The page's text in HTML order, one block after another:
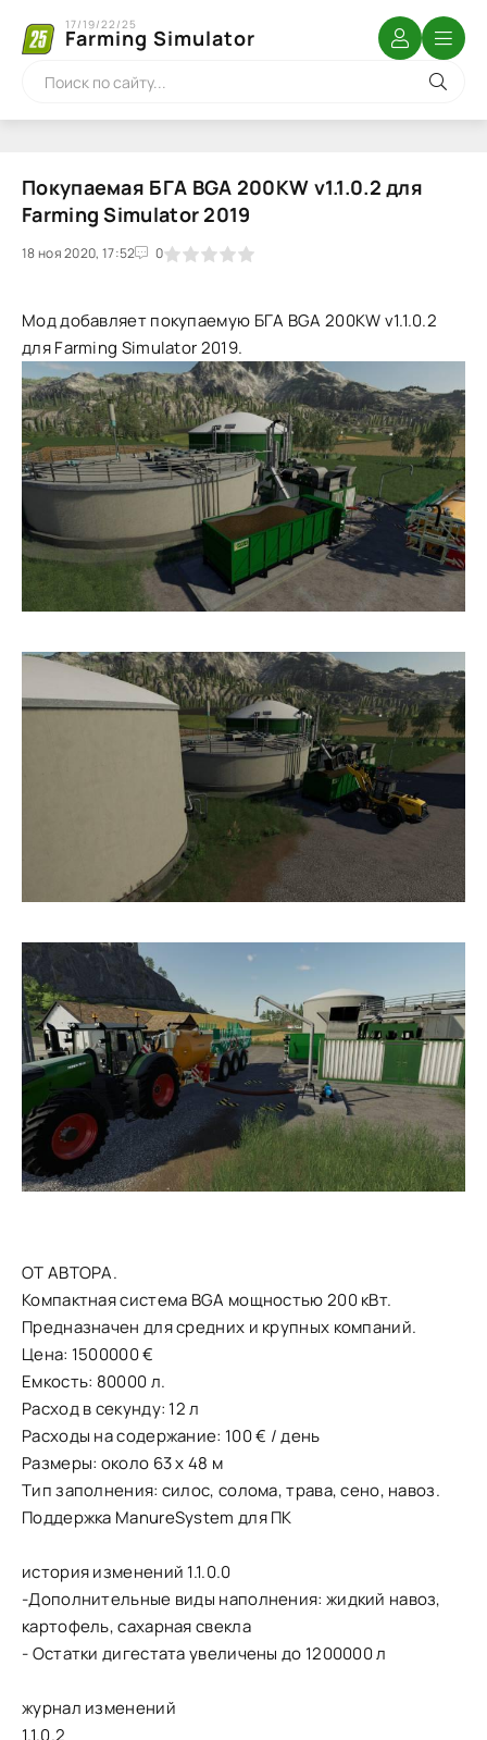
Farming Simulator
17/19/22/25
Покупаемая БГА BGA 200KW v1.1.0.2 для
Farming Simulator 2019
18 ноя 2020, 17:52 0
1 2 3 4 5
Мод добавляет покупаемую БГА BGA 200KW v1.1.0.2
для Farming Simulator 2019.
ОТ АВТОРА.
Компактная система BGA мощностью 200 кВт.
Предназначен для средних и крупных компаний.
Цена: 1500000 €
Емкость: 80000 л.
Расход в секунду: 12 л
Расходы на содержание: 100 € / день
Размеры: около 63 х 48 м
Тип заполнения: силос, солома, трава, сено, навоз.
Поддержка ManureSystem для ПК
история изменений 1.1.0.0
-Дополнительные виды наполнения: жидкий навоз,
картофель, сахарная свекла
- Остатки дигестата увеличены до 1200000 л
журнал изменений